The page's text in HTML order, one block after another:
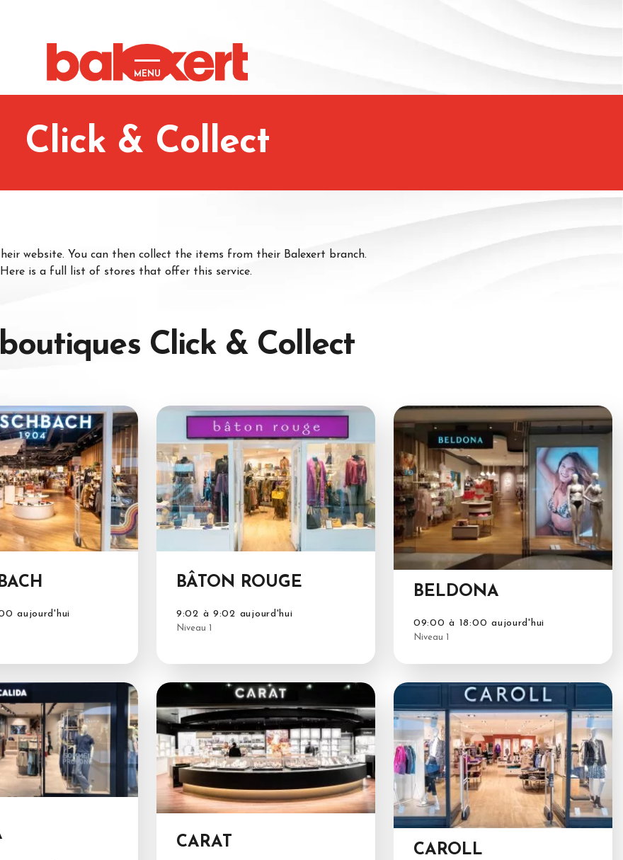
MENU
Click & Collect
website. You can then collect the items from their Balexert branch.
is a full list of stores that offer this service.
Click & Collect
aujourd'hui
BÂTON ROUGE
9:02 à 9:02 aujourd'hui
Niveau 1
BELDONA
09:00 à 18:00 aujourd'hui
Niveau 1
CARAT CAROLL